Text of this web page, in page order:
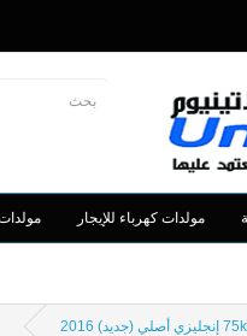
مولدات كهرباء للإيجار